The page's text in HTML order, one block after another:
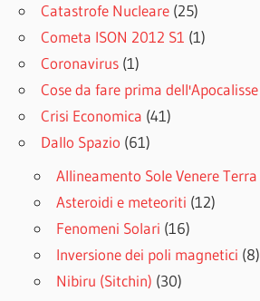
Catastrofe Nucleare (25)
Cometa ISON 2012 S1 (1)
Coronavirus (1)
Cose da fare prima dell'Apocalisse
Crisi Economica (41)
Dallo Spazio (61)
Allineamento Sole Venere Terra
Asteroidi e meteoriti (12)
Fenomeni Solari (16)
Inversione dei poli magnetici (8)
Nibiru (Sitchin) (30)